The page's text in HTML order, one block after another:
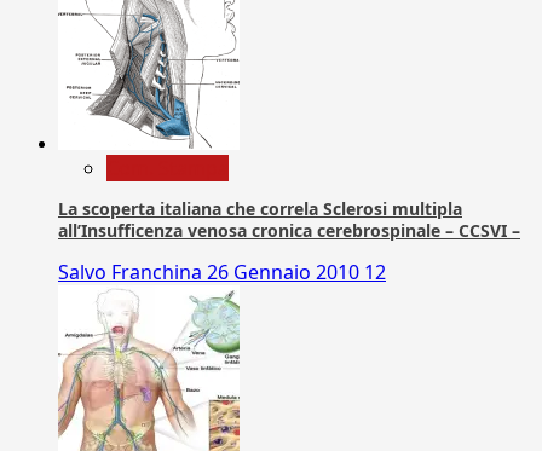
La scoperta italiana che correla Sclerosi multipla
all’Insufficenza venosa cronica cerebrospinale – CCSVI –
Salvo Franchina 26 Gennaio 2010 12